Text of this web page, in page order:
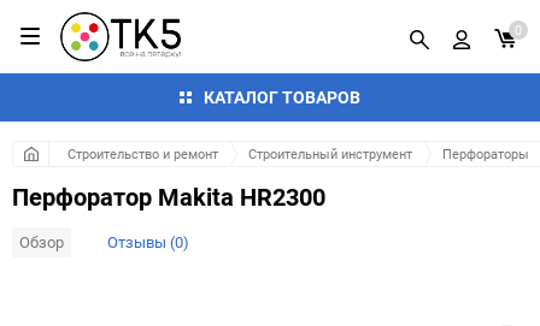
КАТАЛОГ ТОВАРОВ
0
Строительство и ремонт Строительный инструмент Перфораторы
Перфоратор Makita HR2300
Обзор Отзывы (0)